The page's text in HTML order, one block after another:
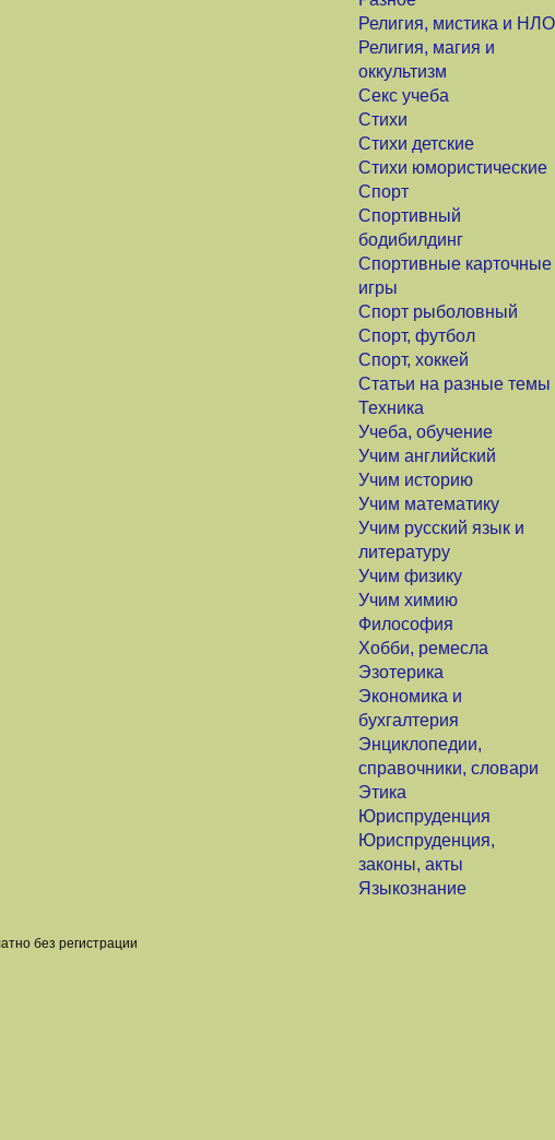
Религия, мистика и НЛО
Религия, магия и
оккультизм
Секс учеба
Стихи
Стихи детские
Стихи юмористические
Спорт
Спортивный
бодибилдинг
Спортивные карточные
игры
Спорт рыболовный
Спорт, футбол
Спорт, хоккей
Статьи на разные темы
Техника
Учеба, обучение
Учим английский
Учим историю
Учим математику
Учим русский язык и
литературу
Учим физику
Учим химию
Философия
Хобби, ремесла
Эзотерика
Экономика и
бухгалтерия
Энциклопедии,
справочники, словари
Этика
Юриспруденция
Юриспруденция,
законы, акты
Языкознание
без регистрации